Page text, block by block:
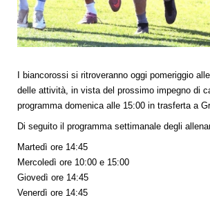
I biancorossi si ritroveranno oggi pomeriggio
delle attività, in vista del prossimo impegno di
programma domenica alle 15:00 in trasferta a
Di seguito il programma settimanale degli
Martedì ore 14:45
Mercoledì ore 10:00 e 15:00
Giovedì ore 14:45
Venerdì ore 14:45